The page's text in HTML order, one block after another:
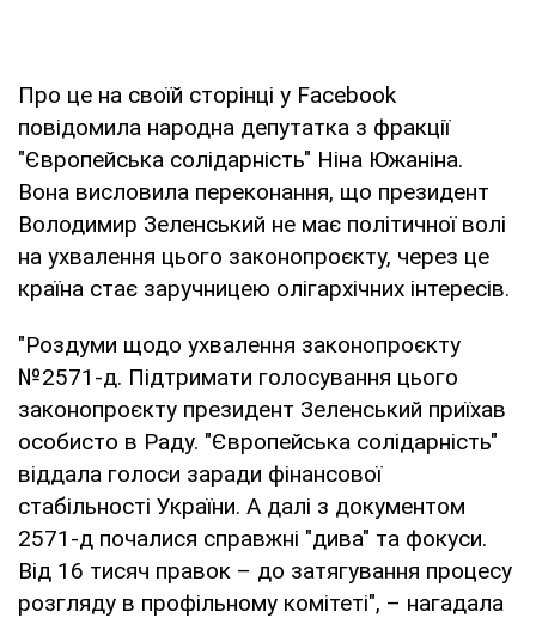
Про це на своїй сторінці у Facebook
повідомила народна депутатка з фракції
"Європейська солідарність" Ніна Южаніна.
Вона висловила переконання, що президент
Володимир Зеленський не має політичної волі
на ухвалення цього законопроєкту, через це
країна стає заручницею олігархічних інтересів.
"Роздуми щодо ухвалення законопроєкту
№2571-д. Підтримати голосування цього
законопроєкту президент Зеленський приїхав
особисто в Раду. "Європейська солідарність"
віддала голоси заради фінансової
стабільності України. А далі з документом
2571-д почалися справжні "дива" та фокуси.
Від 16 тисяч правок – до затягування процесу
розгляду в профільному комітеті", – нагадала